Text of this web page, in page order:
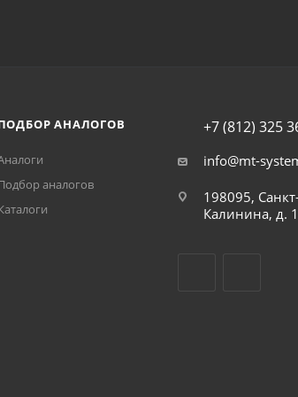
АНАЛОГОВ
аналогов
+7 (812) 325
info@mt-
198095,
Калинина, д.